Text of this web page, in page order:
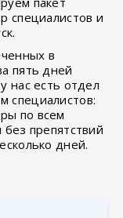
специалистов и
в
пять дней
нас есть отдел
специалистов:
по всем
препятствий
дней.